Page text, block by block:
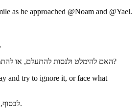
as he approached @Noam and @Yael.
האם להימלט ולנסות להתעלם, או להתמודד עם מה שקרה?
and try to ignore it, or face what
לבסוף, הוא בחר להתמודד.